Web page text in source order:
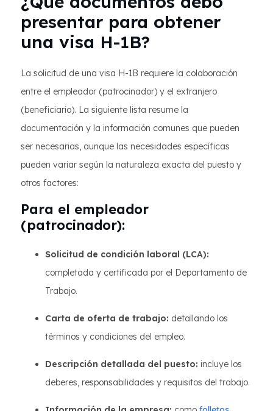
presentar para obtener
una visa H-1B?
La solicitud de una visa H-1B requiere la colaboración
entre el empleador (patrocinador) y el extranjero
(beneficiario). La siguiente lista resume la
documentación y la información comunes que pueden
ser necesarias, aunque las necesidades específicas
pueden variar según la naturaleza exacta del puesto y
otros factores:
Para el empleador
(patrocinador):
Solicitud de condición laboral (LCA):
completada y certificada por el Departamento de
Trabajo.
Carta de oferta de trabajo: detallando los
términos y condiciones del empleo.
Descripción detallada del puesto: incluye los
deberes, responsabilidades y requisitos del trabajo.